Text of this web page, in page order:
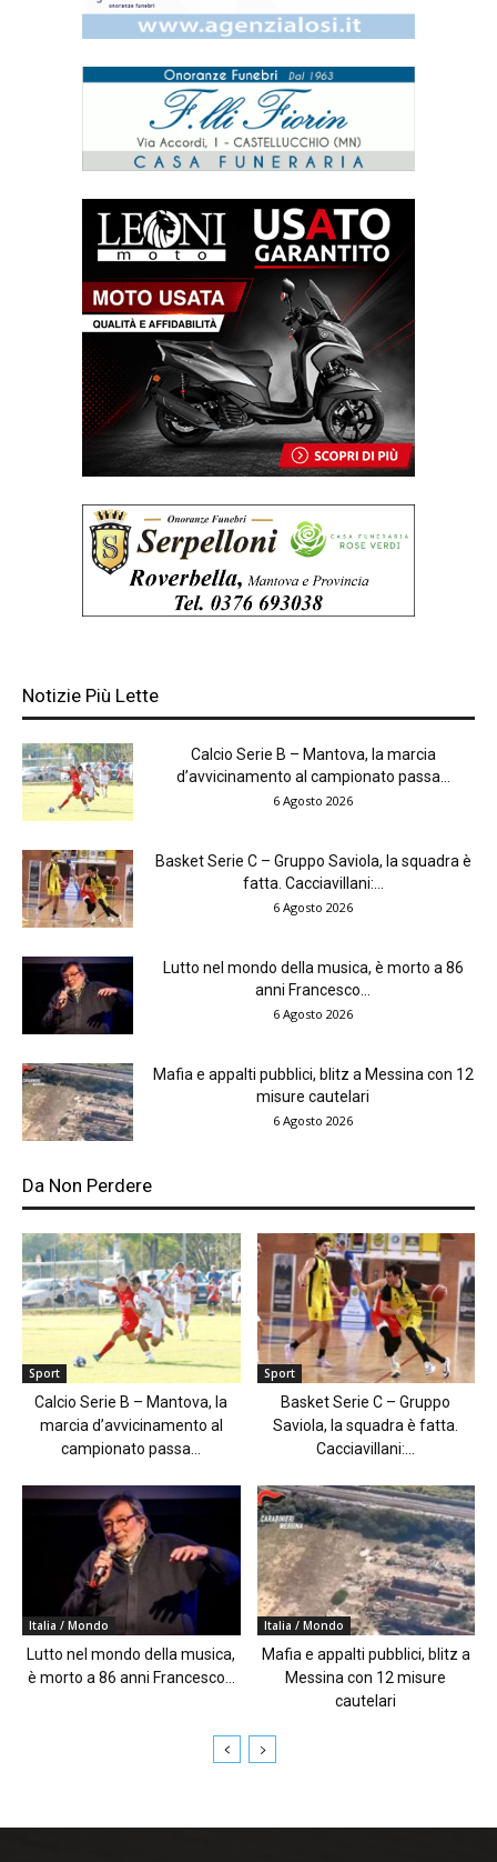
Notizie Più Lette
Calcio Serie B – Mantova, la marcia
d’avvicinamento al campionato passa...
6 Agosto 2026
Basket Serie C – Gruppo Saviola, la squadra è
fatta. Cacciavillani:...
6 Agosto 2026
Lutto nel mondo della musica, è morto a 86
anni Francesco...
6 Agosto 2026
Mafia e appalti pubblici, blitz a Messina con 12
misure cautelari
6 Agosto 2026
Da Non Perdere
Sport
Calcio Serie B – Mantova, la
marcia d’avvicinamento al
campionato passa...
Sport
Basket Serie C – Gruppo
Saviola, la squadra è fatta.
Cacciavillani:...
Italia / Mondo
Lutto nel mondo della musica,
è morto a 86 anni Francesco...
Italia / Mondo
Mafia e appalti pubblici, blitz a
Messina con 12 misure
cautelari